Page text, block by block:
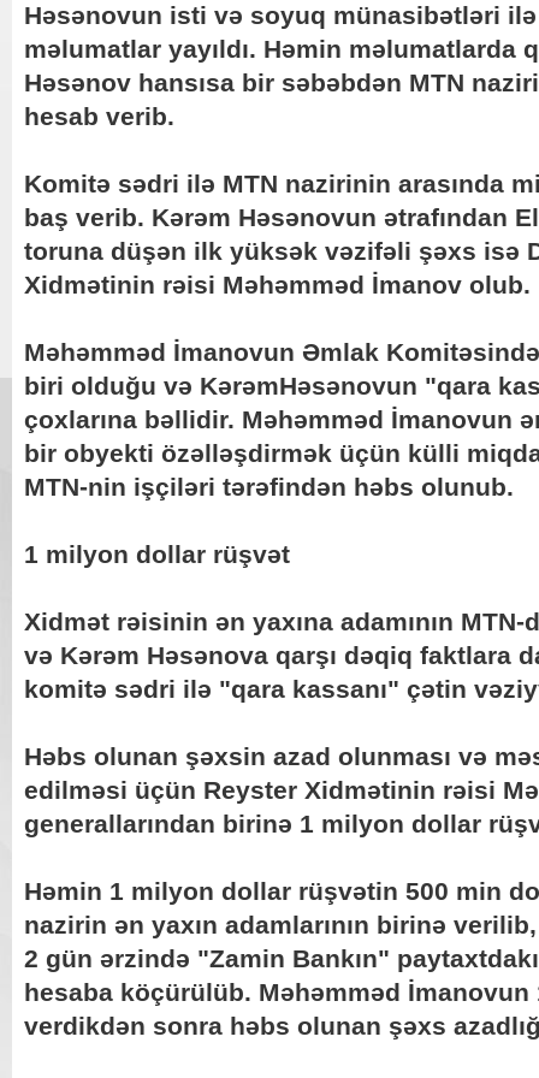
Həsənovun isti və soyuq münasibətləri
məlumatlar yayıldı. Həmin məlumatlarda
Həsənov hansısa bir səbəbdən MTN
hesab verib.
Komitə sədri ilə MTN nazirinin arasında
baş verib. Kərəm Həsənovun ətrafından
toruna düşən ilk yüksək vəzifəli şəxs isə
Xidmətinin rəisi Məhəmməd İmanov olub.
Məhəmməd İmanovun Əmlak
biri olduğu və KərəmHəsənovun "qara
çoxlarına bəllidir. Məhəmməd İmanovun
bir obyekti özəlləşdirmək üçün külli
MTN-nin işçiləri tərəfindən həbs olunub.
1 milyon dollar rüşvət
Xidmət rəisinin ən yaxına adamının
və Kərəm Həsənova qarşı dəqiq faktlara
komitə sədri ilə "qara kassanı" çətin
Həbs olunan şəxsin azad olunması və
edilməsi üçün Reyster Xidmətinin rəisi
generallarından birinə 1 milyon dollar
Həmin 1 milyon dollar rüşvətin 500 min
nazirin ən yaxın adamlarının birinə
2 gün ərzində "Zamin Bankın"
hesaba köçürülüb. Məhəmməd
verdikdən sonra həbs olunan şəxs